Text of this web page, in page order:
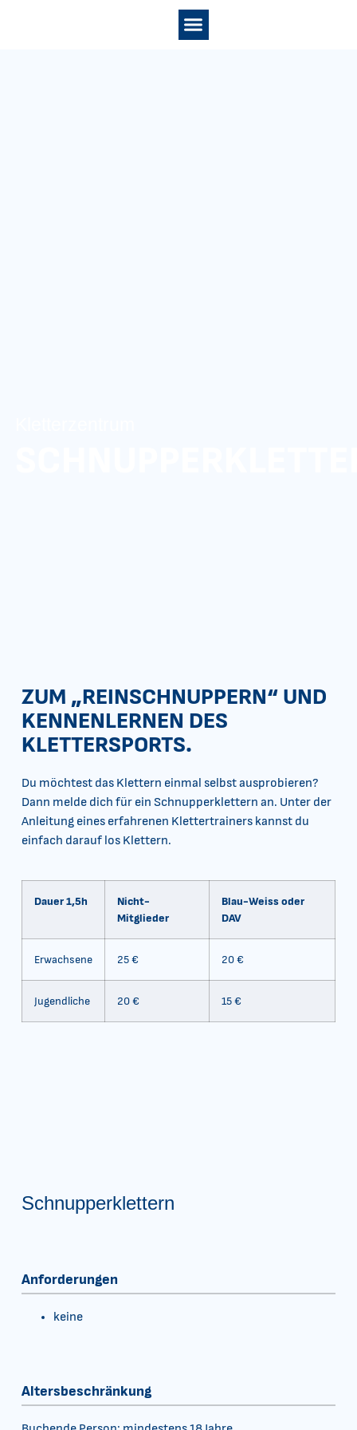
ZUM „REINSCHNUPPERN“ UND
KENNENLERNEN DES
KLETTERSPORTS.
Du möchtest das Klettern einmal selbst ausprobieren?
Dann melde dich für ein Schnupperklettern an. Unter der
Anleitung eines erfahrenen Klettertrainers kannst du
einfach darauf los Klettern.
Dauer 1,5h
Nicht-
Mitglieder
Blau-Weiss oder
DAV
Erwachsene 25 € 20 €
Jugendliche 20 € 15 €
Schnupperklettern
Anforderungen
keine
Altersbeschränkung